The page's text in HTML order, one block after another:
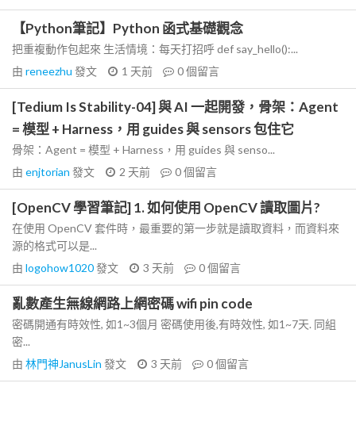
【Python筆記】Python 函式基礎觀念
把重複動作包起來 生活情境：每天打招呼 def say_hello():...
由 reneezhu 發文 1 天前 0個留言
[Tedium Is Stability-04] 與 AI 一起開發，骨架：Agent
= 模型 + Harness，用 guides 與 sensors 包住它
骨架：Agent = 模型 + Harness，用 guides 與 senso...
由 enjtorian 發文 2 天前 0個留言
[OpenCV 學習筆記] 1. 如何使用 OpenCV 讀取圖片?
在使用 OpenCV 套件時，最重要的第一步就是讀取資料，而資料來
源的格式可以是...
由 logohow1020發文 3 天前 0個留言
亂數產生無線網路上網密碼 wifi pin code
密碼開通有時效性, 如1~3個月 密碼使用後,有時效性, 如1~7天. 同組
密...
由 林門神JanusLin 發文 3 天前 0個留言